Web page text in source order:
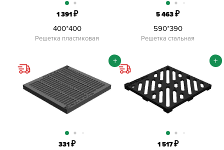
1 391₽
400*400
Решетка пластиковая
5 463₽
590*390
Решетка стальная
331₽
+
1 517₽
+